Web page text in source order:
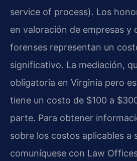
service of process). Los
en valoración de empresas y
forenses representan un
significativo. La mediación,
obligatoria en Virginia pero
tiene un costo de $100 a
parte. Para obtener
sobre los costos aplicables a
comuníquese con Law